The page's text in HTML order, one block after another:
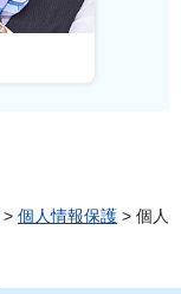
> 個人情報保護 > 個人